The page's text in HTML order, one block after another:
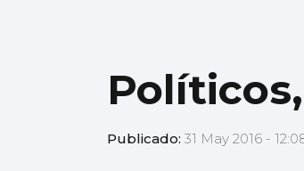
Publicado: 31 May 2016 -